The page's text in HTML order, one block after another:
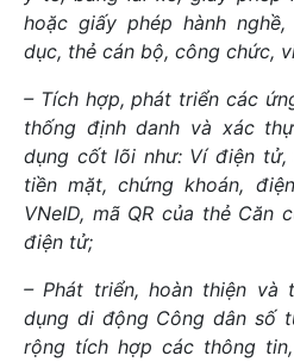
hoặc giấy phép hành
dục, thẻ cán bộ, công chức,
– Tích hợp, phát triển các
thống định danh và xác
dụng cốt lõi như: Ví điện tử,
tiền mặt, chứng khoán,
VNeID, mã QR của thẻ Căn
điện tử;
– Phát triển, hoàn thiện và
dụng di động Công dân số
rộng tích hợp các thông